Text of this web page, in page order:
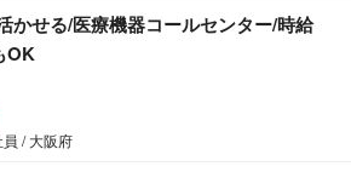
かせる/医療機器コールセンター/時給
OK
/ 大阪府